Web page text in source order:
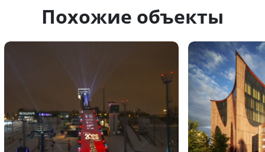
Похожие объекты